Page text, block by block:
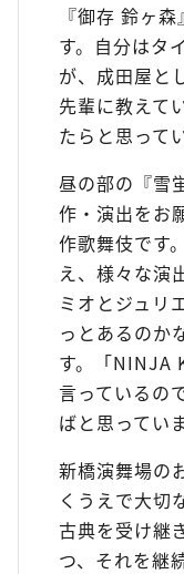
『御存 鈴ヶ
す。自分はタ
が、成田屋と
先輩に教えて
たらと思って
昼の部の『雪
作・演出をお
作歌舞伎です
え、様々な演
ミオとジュリ
っとあるのか
す。「NINJA
言っているの
ばと思っていま
新橋演舞場の
くうえで大切
古典を受け継
つ、それを継